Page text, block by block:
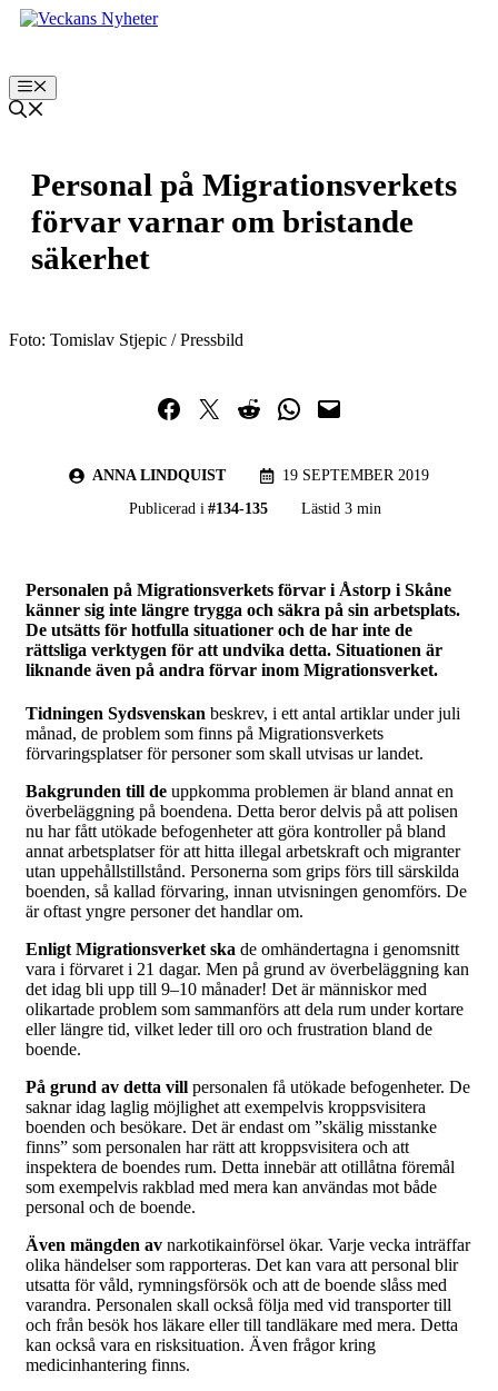
Hoppa
Meny
Personal på Migrationsverkets
förvar varnar om bristande
säkerhet
Foto: Tomislav Stjepic / Pressbild
Dela på Facebook
Dela på TwitterDela på RedditDela i WhatsApp
Maila en länk
ANNA LINDQUIST
19 SEPTEMBER 2019
Publicerad i #134-135 Lästid 3 min
Personalen på Migrationsverkets förvar i Åstorp i Skåne
känner sig inte längre trygga och säkra på sin arbetsplats.
De utsätts för hotfulla situationer och de har inte de
rättsliga verktygen för att undvika detta. Situationen är
liknande även på andra förvar inom Migrationsverket.
Tidningen Sydsvenskan beskrev, i ett antal artiklar under juli
månad, de problem som finns på Migrationsverkets
förvaringsplatser för personer som skall utvisas ur landet.
Bakgrunden till de uppkomma problemen är bland annat en
överbeläggning på boendena. Detta beror delvis på att polisen
nu har fått utökade befogenheter att göra kontroller på bland
annat arbetsplatser för att hitta illegal arbetskraft och migranter
utan uppehållstillstånd. Personerna som grips förs till särskilda
boenden, så kallad förvaring, innan utvisningen genomförs. De
är oftast yngre personer det handlar om.
Enligt Migrationsverket ska de omhändertagna i genomsnitt
vara i förvaret i 21 dagar. Men på grund av överbeläggning kan
det idag bli upp till 9–10 månader! Det är människor med
olikartade problem som sammanförs att dela rum under kortare
eller längre tid, vilket leder till oro och frustration bland de
boende.
På grund av detta vill personalen få utökade befogenheter. De
saknar idag laglig möjlighet att exempelvis kroppsvisitera
boenden och besökare. Det är endast om ”skälig misstanke
finns” som personalen har rätt att kroppsvisitera och att
inspektera de boendes rum. Detta innebär att otillåtna föremål
som exempelvis rakblad med mera kan användas mot både
personal och de boende.
Även mängden av narkotikainförsel ökar. Varje vecka inträffar
olika händelser som rapporteras. Det kan vara att personal blir
utsatta för våld, rymningsförsök och att de boende slåss med
varandra. Personalen skall också följa med vid transporter till
och från besök hos läkare eller till tandläkare med mera. Detta
kan också vara en risksituation. Även frågor kring
medicinhantering finns.